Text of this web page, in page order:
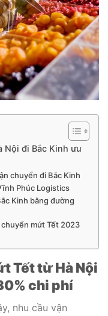
Nội đi Bắc Kinh ưu
chuyển đi Bắc Kinh
Phúc Logistics
Kinh bằng đường
mứt Tết 2023
Tết từ Hà Nội
chi phí
nhu cầu vận